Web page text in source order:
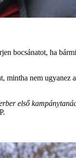
bocsánatot, ha
mintha nem ugyanez
első